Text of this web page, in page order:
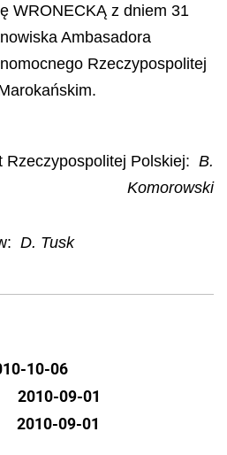
WRONECKĄ z dniem 31
Ambasadora
Rzeczypospolitej
Rzeczypospolitej Polskiej: B.
Komorowski
: D. Tusk
10-06
2010-09-01
2010-09-01